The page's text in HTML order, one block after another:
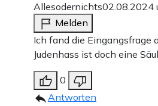
Allesodernichts02.08.2024
Melden
Ich fand die Eingangsfrage
Judenhass ist doch eine
0
Antworten